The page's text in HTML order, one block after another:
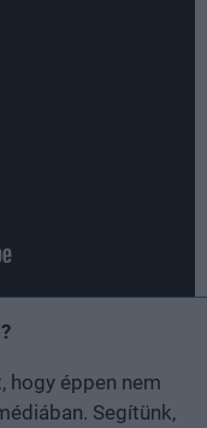
hogy éppen nem
Segítünk,